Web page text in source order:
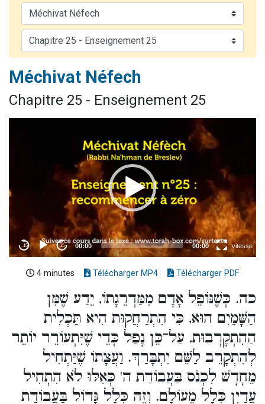
2 personnes viennent de nous rejoindre sur WhatsApp
13 personnes viennent de demander une bénédiction
Il reste 49 places pour étudier en groupe sur Zoom
Méchivat Néfech
Chapitre 25 - Enseignement 25
4 minutes Télécharger MP4 Télécharger PDF
כה. כְּשֶׁנּוֹפֵל אָדָם מִמַּדְרֵגָתוֹ, יֵדַע שֶׁמִּן
הַשָּׁמַיִם הוּא, כִּי הִתְרַחֲקוּת הִיא תַּכְלִית
הַהִתְקָרְבוּת, עַל־כֵּן נָפַל כְּדֵי שֶׁיִּתְעוֹרֵר יוֹתֵר
לְהִתְקָרֵב לַשֵּׁם יִתְבָּרַךְ. וַעֲצָתוֹ שֶׁיַּתְחִיל
מֵחָדָשׁ לִכְנֹס בַּעֲבוֹדַת ה' כְּאִלּוּ לֹא הִתְחִיל
עֲדַיִן כְּלָל מֵעוֹלָם. וְזֶה כְּלָל גָּדוֹל בַּעֲבוֹדַת